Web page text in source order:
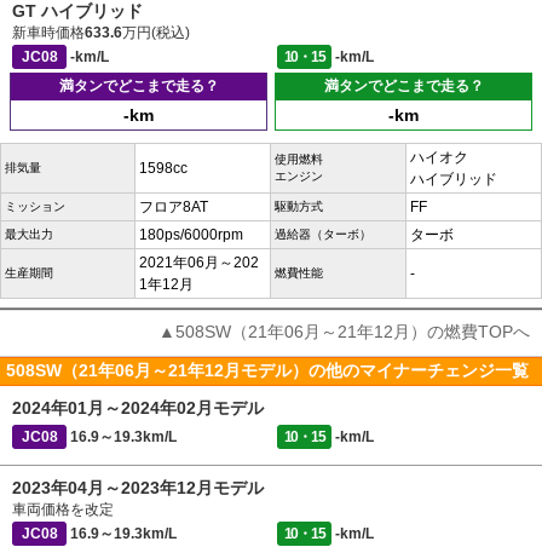
GT ハイブリッド
新車時価格633.6万円(税込)
JC08
-km/L 10・15
-km/L
満タンでどこまで走る？
-km
満タンでどこまで走る？
-km
排気量 1598cc
使用燃料
エンジン
ハイオク
ハイブリッド
ミッション フロア8AT 駆動方式 FF
最大出力 180ps/6000rpm 過給器（ターボ） ターボ
生産期間
2021年06月～202
1年12月
燃費性能 -
▲508SW（21年06月～21年12月）の燃費TOPへ
508SW（21年06月～21年12月モデル）の他のマイナーチェンジ一覧
2024年01月～2024年02月モデル
JC08 16.9～19.3km/L 10・15 -km/L
2023年04月～2023年12月モデル
車両価格を改定
JC08
16.9～19.3km/L 10・15 -km/L